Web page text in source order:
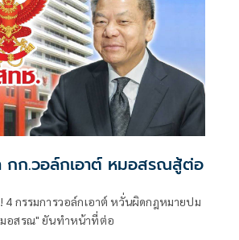
‘กสทช.’ล่มซํ้า กก.วอล์กเอาต์ หมอสรณสู้ต่อ
4 กรรมการวอล์กเอาต์ หวั่นผิดกฎหมายปม
อสรณ" ยันทำหน้าที่ต่อ